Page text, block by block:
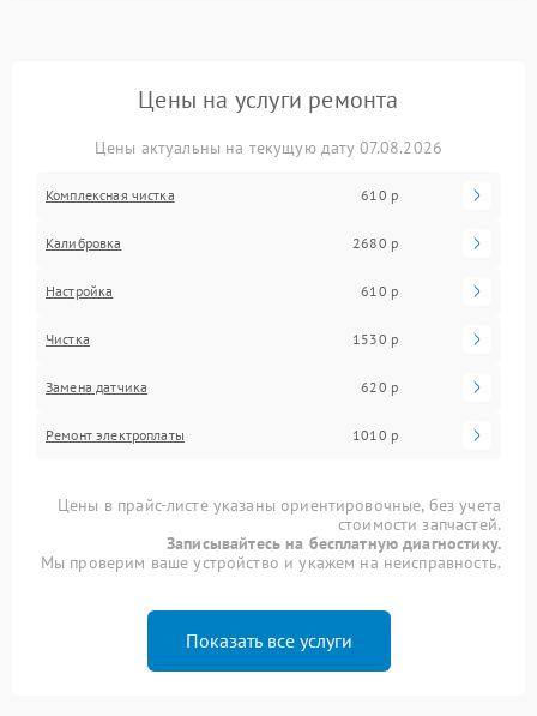
Цены на услуги ремонта
Цены актуальны на текущую дату 07.08.2026
Комплексная чистка 610 р
Калибровка 2680 р
Настройка 610 р
Чистка 1530 р
Замена датчика 620 р
Ремонт электроплаты 1010 р
Цены в прайс-листе указаны ориентировочные, без учета
стоимости запчастей.
Записывайтесь на бесплатную диагностику.
Мы проверим ваше устройство и укажем на неисправность.
Показать все услуги